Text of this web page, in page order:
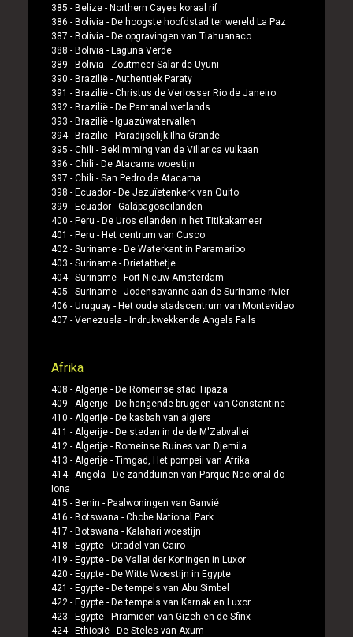
385 - Belize - Northern Cayes koraal rif
386 - Bolivia - De hoogste hoofdstad ter wereld La Paz
387 - Bolivia - De opgravingen van Tiahuanaco
388 - Bolivia - Laguna Verde
389 - Bolivia - Zoutmeer Salar de Uyuni
390 - Brazilië - Authentiek Paraty
391 - Brazilië - Christus de Verlosser Rio de Janeiro
392 - Brazilië - De Pantanal wetlands
393 - Brazilië - Iguazúwatervallen
394 - Brazilië - Paradijselijk Ilha Grande
395 - Chili - Beklimming van de Villarica vulkaan
396 - Chili - De Atacama woestijn
397 - Chili - San Pedro de Atacama
398 - Ecuador - De Jezuïetenkerk van Quito
399 - Ecuador - Galápagoseilanden
400 - Peru - De Uros eilanden in het Titikakameer
401 - Peru - Het centrum van Cusco
402 - Suriname - De Waterkant in Paramaribo
403 - Suriname - Drietabbetje
404 - Suriname - Fort Nieuw Amsterdam
405 - Suriname - Jodensavanne aan de Suriname rivier
406 - Uruguay - Het oude stadscentrum van Montevideo
407 - Venezuela - Indrukwekkende Angels Falls
Afrika
408 - Algerije - De Romeinse stad Tipaza
409 - Algerije - De hangende bruggen van Constantine
410 - Algerije - De kasbah van algiers
411 - Algerije - De steden in de de M'Zabvallei
412 - Algerije - Romeinse Ruines van Djemila
413 - Algerije - Timgad, Het pompeii van Afrika
414 - Angola - De zandduinen van Parque Nacional do
Iona
415 - Benin - Paalwoningen van Ganvié
416 - Botswana - Chobe National Park
417 - Botswana - Kalahari woestijn
418 - Egypte - Citadel van Cairo
419 - Egypte - De Vallei der Koningen in Luxor
420 - Egypte - De Witte Woestijn in Egypte
421 - Egypte - De tempels van Abu Simbel
422 - Egypte - De tempels van Karnak en Luxor
423 - Egypte - Piramiden van Gizeh en de Sfinx
424 - Ethiopië - De Steles van Axum